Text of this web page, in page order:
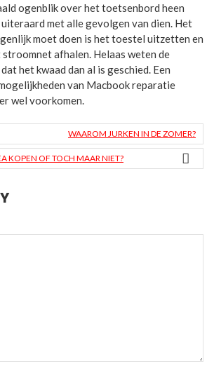
ogenblik over het toetsenbord heen
met alle gevolgen van dien. Het
moet doen is het toestel uitzetten en
afhalen. Helaas weten de
het kwaad dan al is geschied. Een
van Macbook reparatie
wel voorkomen.
WAAROM JURKEN IN DE ZOMER?
KOPEN OF TOCH MAAR NIET?